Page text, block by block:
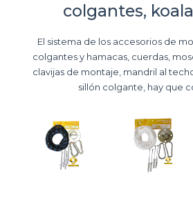
colgantes,
El sistema de los accesorios de
colgantes y hamacas, cuerdas,
clavijas de montaje, mandril al
sillón colgante, hay que